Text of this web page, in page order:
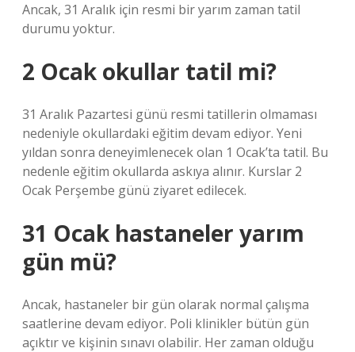
Ancak, 31 Aralık için resmi bir yarım zaman tatil
durumu yoktur.
2 Ocak okullar tatil mi?
31 Aralık Pazartesi günü resmi tatillerin olmaması
nedeniyle okullardaki eğitim devam ediyor. Yeni
yıldan sonra deneyimlenecek olan 1 Ocak’ta tatil. Bu
nedenle eğitim okullarda askıya alınır. Kurslar 2
Ocak Perşembe günü ziyaret edilecek.
31 Ocak hastaneler yarım
gün mü?
Ancak, hastaneler bir gün olarak normal çalışma
saatlerine devam ediyor. Poli klinikler bütün gün
açıktır ve kişinin sınavı olabilir. Her zaman olduğu